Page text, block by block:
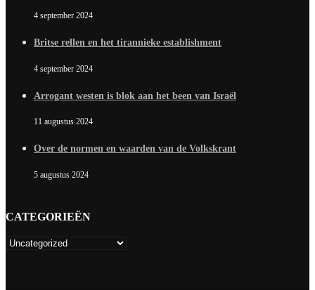
4 september 2024
Britse rellen en het tirannieke establishment
4 september 2024
Arrogant westen is blok aan het been van Israël
11 augustus 2024
Over de normen en waarden van de Volkskrant
5 augustus 2024
CATEGORIEËN